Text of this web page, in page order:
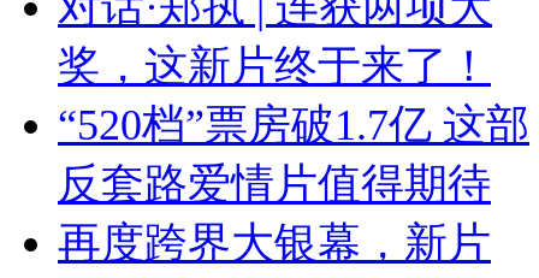
奖，这新片终于来了！
“520档”票房破1.7亿 这部
反套路爱情片值得期待
再度跨界大银幕，新片